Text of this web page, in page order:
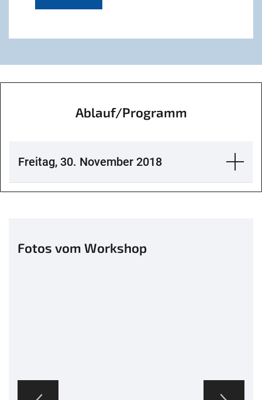
Ablauf/Programm
Freitag, 30. November 2018
Fotos vom Workshop